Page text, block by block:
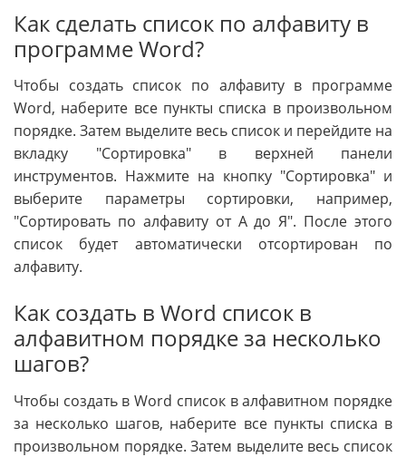
Как сделать список по алфавиту в
программе Word?
Чтобы создать список по алфавиту в программе
Word, наберите все пункты списка в произвольном
порядке. Затем выделите весь список и перейдите на
вкладку "Сортировка" в верхней панели
инструментов. Нажмите на кнопку "Сортировка" и
выберите параметры сортировки, например,
"Сортировать по алфавиту от A до Я". После этого
список будет автоматически отсортирован по
алфавиту.
Как создать в Word список в
алфавитном порядке за несколько
шагов?
Чтобы создать в Word список в алфавитном порядке
за несколько шагов, наберите все пункты списка в
произвольном порядке. Затем выделите весь список